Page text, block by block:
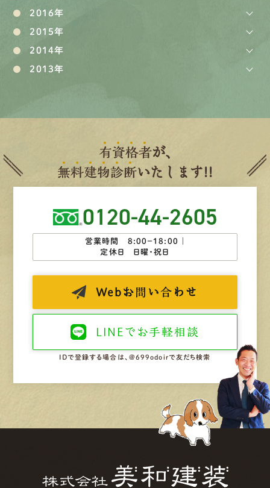
2016年
2015年
2014年
2013年
有資格者が、
無料建物診断いたします!!
0120-44-2605
営業時間 8:00−18:00 ｜
定休日 日曜・祝日
Web お問い合わせ
LINEで お手軽相談
IDで登録する場合は、@699odoirで友だち検索